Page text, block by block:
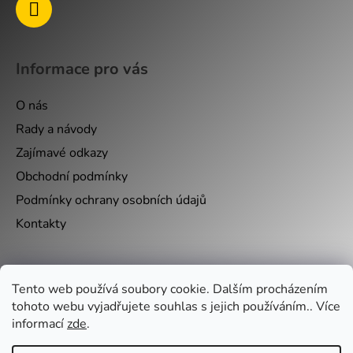
Tento web používá soubory cookie. Dalším procházením
tohoto webu vyjadřujete souhlas s jejich používáním.. Více
informacízde.
Informace pro vás
O nás
Rady a návody
Zajímavé odkazy
Obchodní podmínky
Podmínky ochrany osobních údajů
Kontakty